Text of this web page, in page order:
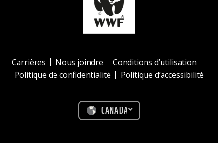
Carrières Nous joindre
Conditions d’utilisation
Politique de confidentialité
Politique d’accessibilité
CANADA